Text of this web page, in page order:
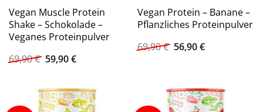
Vegan Muscle Protein
Shake – Schokolade –
Veganes Proteinpulver
69,90€ Ursprünglicher
Preis
69,90 €
59,90€Aktueller
59,90 €.
Vegan Protein – Banane –
Pflanzliches Proteinpulver
69,90€ Ursprünglicher
Preis
56,90€Aktueller